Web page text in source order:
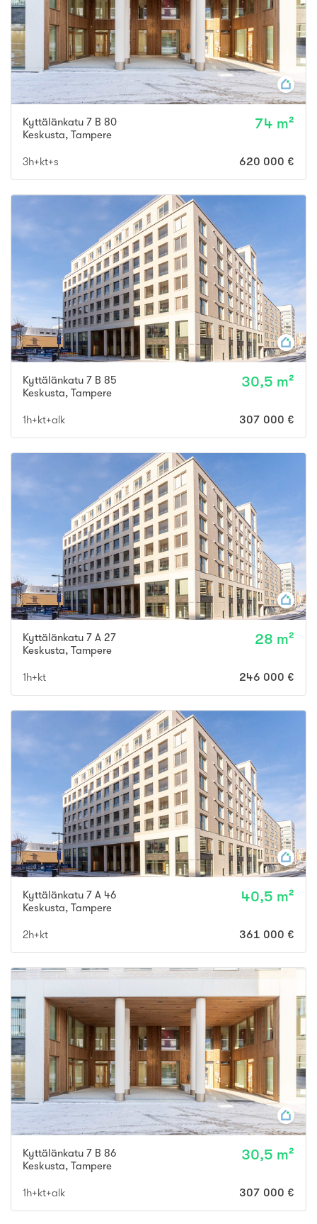
Kyttälänkatu 7 B 80
Keskusta, Tampere
74 m²
3h+kt+s 620 000 €
Kyttälänkatu 7 B 85
Keskusta, Tampere
30,5 m²
1h+kt+alk 307 000 €
Kyttälänkatu 7 A 27
Keskusta, Tampere
28 m²
1h+kt 246 000 €
Kyttälänkatu 7 A 46
Keskusta, Tampere
40,5 m²
2h+kt 361 000 €
Kyttälänkatu 7 B 86
Keskusta, Tampere
30,5 m²
1h+kt+alk 307 000 €